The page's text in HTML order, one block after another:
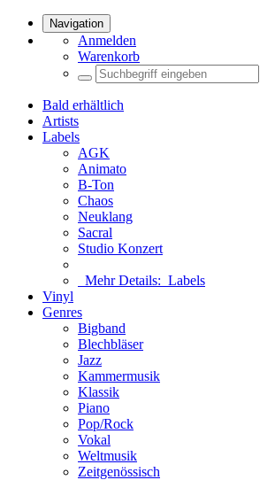
Navigation
Anmelden
Warenkorb
Bald erhältlich
Artists
Labels
AGK
Animato
B-Ton
Chaos
Neuklang
Sacral
Studio Konzert
Mehr Details: Labels
Vinyl
Genres
Bigband
Blechbläser
Jazz
Kammermusik
Klassik
Piano
Pop/Rock
Vokal
Weltmusik
Zeitgenössisch